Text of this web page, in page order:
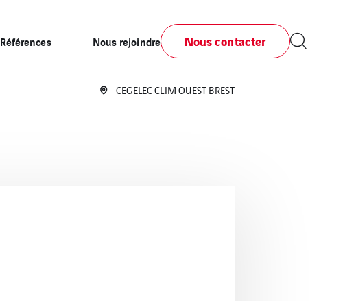
Références Nous rejoindre Nous contacter
CEGELEC CLIM OUEST BREST